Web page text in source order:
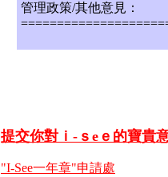
管理政策/其他意見：
提交你對ｉ-ｓeｅ的寶貴
"I-See一年章"申請處